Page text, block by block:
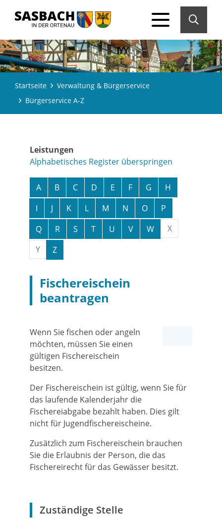
Startseite
Verwaltung & Bürgerservice
Bürgerservice A-Z
Leistungen
Alphabetisches Register überspringen
A B C D E F G
H
I
J K L M N O
P
Q
R S T U V W
X
Y
Z
Fischereischein
beantragen
Wenn Sie fischen oder angeln
möchten, müssen Sie einen
gültigen Fischereischein
besitzen.
Der Fischereischein ist gültig, wenn Sie für
das laufende Kalenderjahr die
Fischereiabgabe bezahlt haben. Dies gilt
nicht für Jugendfischereischeine.
Zusätzlich zum Fischereischein brauchen
Sie die Erlaubnis der Person, die das
Fischereirecht für das Gewässer besitzt.
Zuständige Stelle